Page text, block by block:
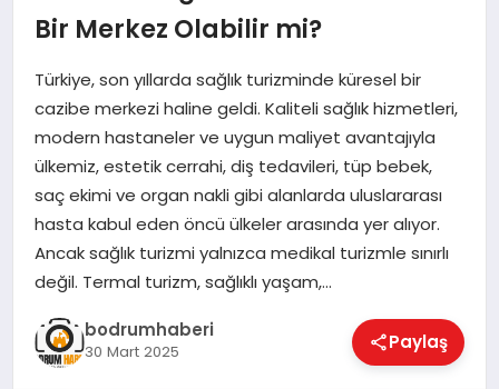
SIYASET
MAGAZIN
KÖŞE YAZILARI
YAŞAM
SPOR
Bir Merkez Olabilir mi?
Türkiye, son yıllarda sağlık turizminde küresel bir
cazibe merkezi haline geldi. Kaliteli sağlık hizmetleri,
modern hastaneler ve uygun maliyet avantajıyla
ülkemiz, estetik cerrahi, diş tedavileri, tüp bebek,
saç ekimi ve organ nakli gibi alanlarda uluslararası
hasta kabul eden öncü ülkeler arasında yer alıyor.
Ancak sağlık turizmi yalnızca medikal turizmle sınırlı
değil. Termal turizm, sağlıklı yaşam,…
bodrumhaberi
30 Mart 2025 Paylaş